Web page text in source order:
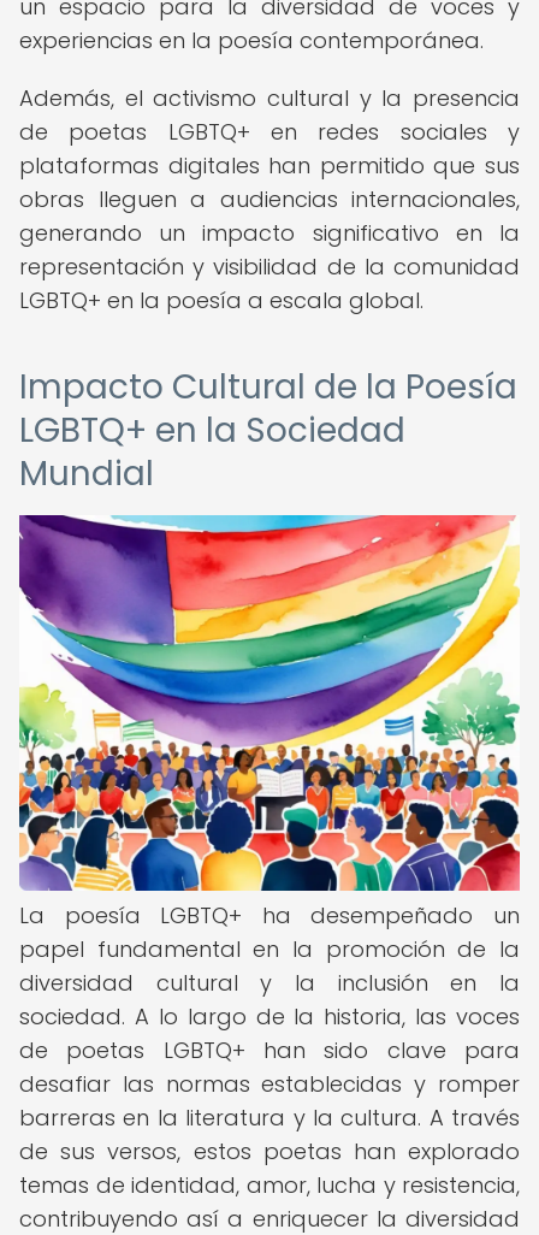
un espacio para la diversidad de voces y
experiencias en la poesía contemporánea.
Además, el activismo cultural y la presencia
de poetas LGBTQ+ en redes sociales y
plataformas digitales han permitido que sus
obras lleguen a audiencias internacionales,
generando un impacto significativo en la
representación y visibilidad de la comunidad
LGBTQ+ en la poesía a escala global.
Impacto Cultural de la Poesía
LGBTQ+ en la Sociedad
Mundial
La poesía LGBTQ+ ha desempeñado un
papel fundamental en la promoción de la
diversidad cultural y la inclusión en la
sociedad. A lo largo de la historia, las voces
de poetas LGBTQ+ han sido clave para
desafiar las normas establecidas y romper
barreras en la literatura y la cultura. A través
de sus versos, estos poetas han explorado
temas de identidad, amor, lucha y resistencia,
contribuyendo así a enriquecer la diversidad